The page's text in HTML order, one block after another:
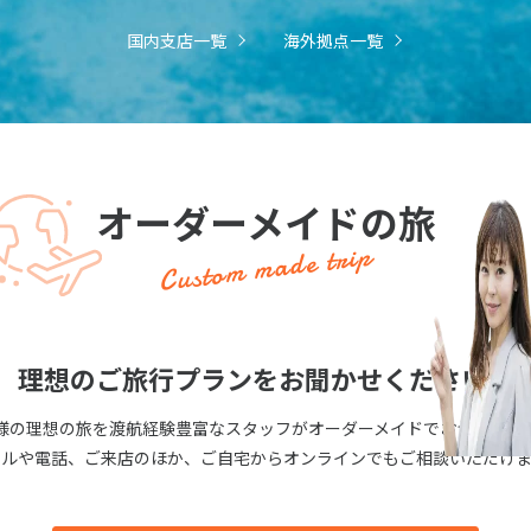
国内支店一覧 海外拠点一覧
オーダーメイドの旅
Custom made trip
理想のご旅行プランをお聞かせください！
の理想の旅を渡航経験豊富なスタッフがオーダーメイドでおつくりし
や電話、ご来店のほか、ご自宅からオンラインでもご相談いただけ